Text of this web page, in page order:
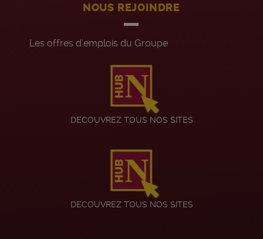
NOUS REJOINDRE
Les offres d’emplois du Groupe
DECOUVREZ TOUS NOS SITES
DECOUVREZ TOUS NOS SITES